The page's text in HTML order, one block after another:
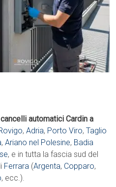
automatici Cardin a
,Adria, Porto Viro,Taglio
,Ariano nel Polesine, Badia
, e in tutta la fascia sud del
Ferrara (Argenta, Copparo,
, ecc.).